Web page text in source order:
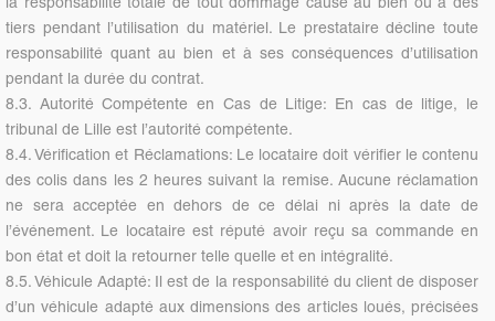
tiers pendant l’utilisation du matériel. Le prestataire décline toute
responsabilité quant au bien et à ses conséquences d’utilisation
pendant la durée du contrat.
8.3. Autorité Compétente en Cas de Litige: En cas de litige, le
tribunal de Lille est l’autorité compétente.
8.4. Vérification et Réclamations: Le locataire doit vérifier le contenu
des colis dans les 2 heures suivant la remise. Aucune réclamation
ne sera acceptée en dehors de ce délai ni après la date de
l’événement. Le locataire est réputé avoir reçu sa commande en
bon état et doit la retourner telle quelle et en intégralité.
8.5. Véhicule Adapté: Il est de la responsabilité du client de disposer
d’un véhicule adapté aux dimensions des articles loués, précisées